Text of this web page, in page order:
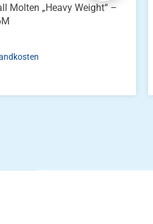
Molten „Heavy Weight“ –